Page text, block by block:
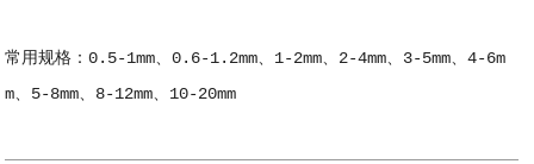
常用规格：0.5-1mm、0.6-1.2mm、1-2mm、2-4mm、3-5mm、4-6m
m、5-8mm、8-12mm、10-20mm